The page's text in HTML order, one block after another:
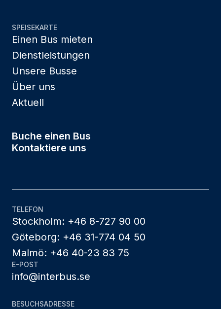
SPEISEKARTE
Einen Bus mieten
Dienstleistungen
Unsere Busse
Über uns
Aktuell
Buche einen Bus
Kontaktiere uns
TELEFON
Stockholm: +46 8-727 90 00
Göteborg: +46 31-774 04 50
Malmö: +46 40-23 83 75
E-POST
info@interbus.se
BESUCHSADRESSE